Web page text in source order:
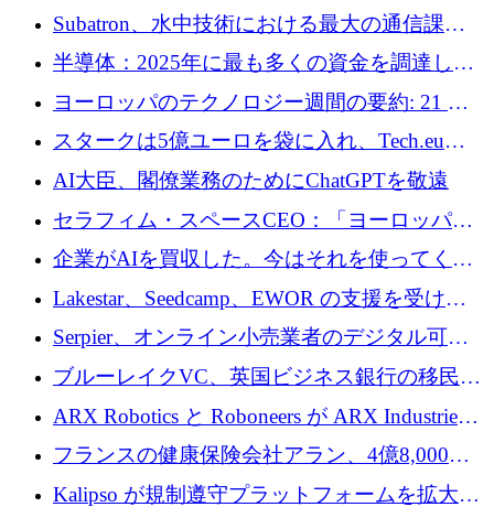
Macrodata Labs はそれを解決したいと考えて
Subatron、水中技術における最大の通信課題
の 1 つに取り組むために 16 万 2,000 ユーロを
確保
半導体：2025年に最も多くの資金を調達した
10社
ヨーロッパのテクノロジー週間の要約: 21 億
ユーロの取引と Tech.eu Funding Explorer
スタークは5億ユーロを袋に入れ、Tech.eu
Funding Explorerの立ち上げ、そしてルクセン
ブルクの大きな野望
AI大臣、閣僚業務のためにChatGPTを敬遠
セラフィム・スペースCEO：「ヨーロッパは
追いつきつつある」
企業がAIを買収した。今はそれを使ってくれ
る人々が必要です
Lakestar、Seedcamp、EWOR の支援を受け、
SE3 が自律システム用の空間 AI プラットフォ
ームを発表
Serpier、オンライン小売業者のデジタル可視
性向上を支援するために 140 万ユーロを調達
ブルーレイクVC、英国ビジネス銀行の移民主
導スタートアップ支援で初のファンド獲得に
ARX Robotics と Roboneers が ARX Industries
を設立し、無人地上車両の生産を拡大
フランスの健康保険会社アラン、4億8,000万
ユーロの資金調達ラウンドで合意
Kalipso が規制遵守プラットフォームを拡大す